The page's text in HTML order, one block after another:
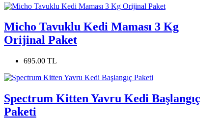
Micho Tavuklu Kedi Maması 3 Kg
Orijinal Paket
695.00 TL
Spectrum Kitten Yavru Kedi Başlangıç
Paketi